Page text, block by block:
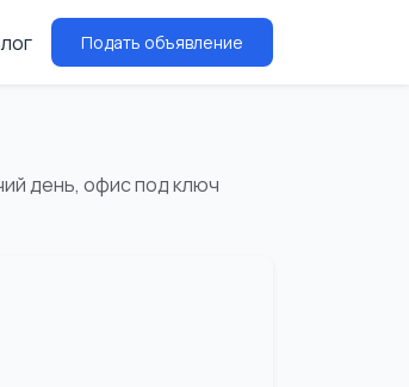
Подать объявление
день, офис под ключ